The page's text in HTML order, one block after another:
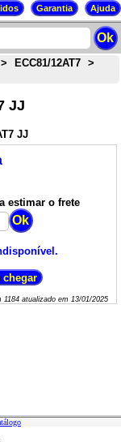
> ECC81/12AT7
>
JJ
JJ
estimar o frete
1184atualizado em 13/01/2025